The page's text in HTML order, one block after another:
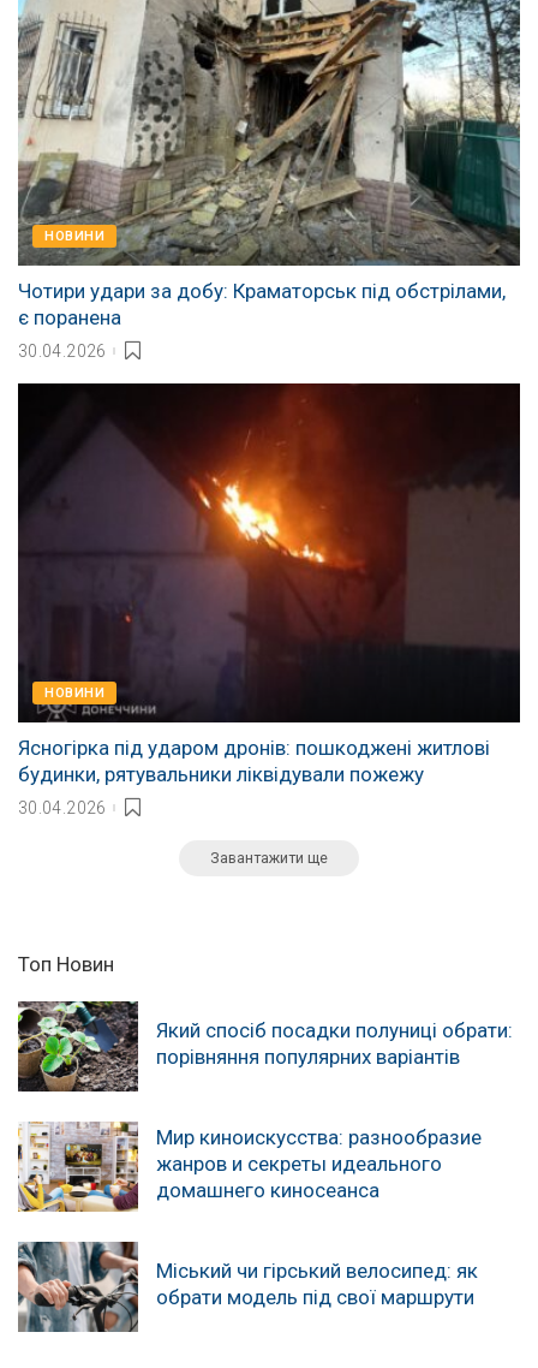
НОВИНИ
Чотири удари за добу: Краматорськ під обстрілами,
є поранена
30.04.2026
НОВИНИ
Ясногірка під ударом дронів: пошкоджені житлові
будинки, рятувальники ліквідували пожежу
30.04.2026
Завантажити ще
Топ Новин
Який спосіб посадки полуниці обрати:
порівняння популярних варіантів
Мир киноискусства: разнообразие
жанров и секреты идеального
домашнего киносеанса
Міський чи гірський велосипед: як
обрати модель під свої маршрути